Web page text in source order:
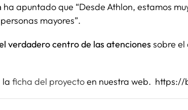
ha apuntado que “Desde Athlon, estamos
mayores”.
verdadero centro de las atenciones sobre el
la ficha del proyectoen nuestra web. https://